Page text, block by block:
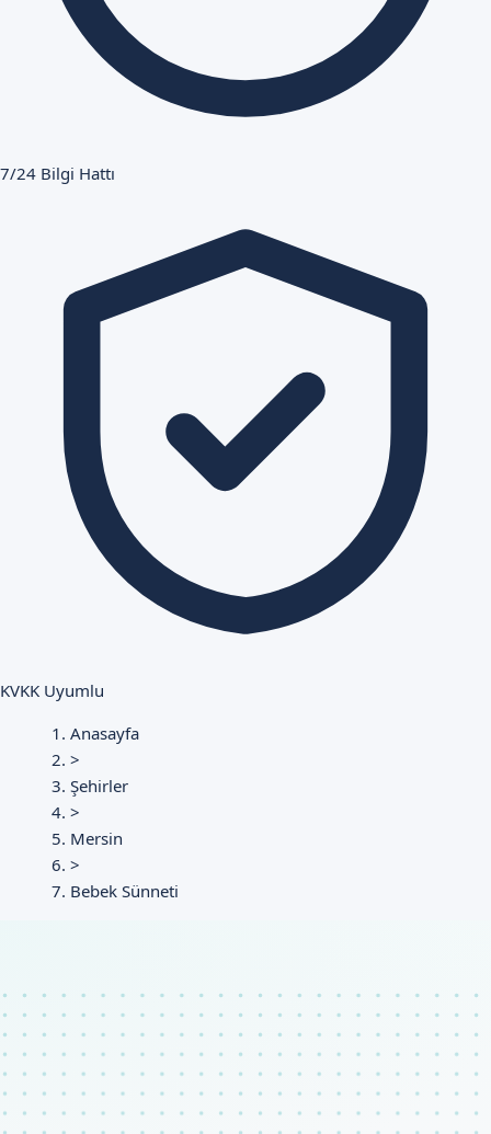
7/24 Bilgi Hattı
KVKK Uyumlu
Anasayfa
>
Şehirler
>
Mersin
>
Bebek Sünneti